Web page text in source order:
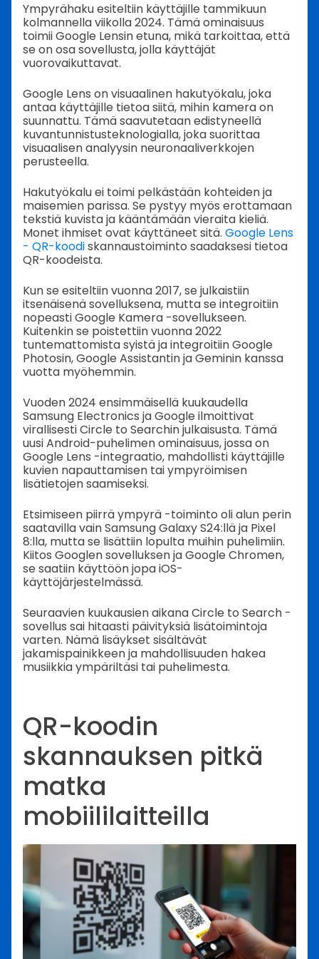
Ympyrähaku esiteltiin käyttäjille tammikuun
kolmannella viikolla 2024. Tämä ominaisuus
toimii Google Lensin etuna, mikä tarkoittaa, että
se on osa sovellusta, jolla käyttäjät
vuorovaikuttavat.
Google Lens on visuaalinen hakutyökalu, joka
antaa käyttäjille tietoa siitä, mihin kamera on
suunnattu. Tämä saavutetaan edistyneellä
kuvantunnistusteknologialla, joka suorittaa
visuaalisen analyysin neuronaaliverkkojen
perusteella.
Hakutyökalu ei toimi pelkästään kohteiden ja
maisemien parissa. Se pystyy myös erottamaan
tekstiä kuvista ja kääntämään vieraita kieliä.
Monet ihmiset ovat käyttäneet sitä. Google Lens
- QR-koodiskannaustoiminto saadaksesi tietoa
QR-koodeista.
Kun se esiteltiin vuonna 2017, se julkaistiin
itsenäisenä sovelluksena, mutta se integroitiin
nopeasti Google Kamera -sovellukseen.
Kuitenkin se poistettiin vuonna 2022
tuntemattomista syistä ja integroitiin Google
Photosin, Google Assistantin ja Geminin kanssa
vuotta myöhemmin.
Vuoden 2024 ensimmäisellä kuukaudella
Samsung Electronics ja Google ilmoittivat
virallisesti Circle to Searchin julkaisusta. Tämä
uusi Android-puhelimen ominaisuus, jossa on
Google Lens -integraatio, mahdollisti käyttäjille
kuvien napauttamisen tai ympyröimisen
lisätietojen saamiseksi.
Etsimiseen piirrä ympyrä -toiminto oli alun perin
saatavilla vain Samsung Galaxy S24:llä ja Pixel
8:lla, mutta se lisättiin lopulta muihin puhelimiin.
Kiitos Googlen sovelluksen ja Google Chromen,
se saatiin käyttöön jopa iOS-
käyttöjärjestelmässä.
Seuraavien kuukausien aikana Circle to Search -
sovellus sai hitaasti päivityksiä lisätoimintoja
varten. Nämä lisäykset sisältävät
jakamispainikkeen ja mahdollisuuden hakea
musiikkia ympäriltäsi tai puhelimesta.
QR-koodin
skannauksen pitkä
matka
mobiililaitteilla